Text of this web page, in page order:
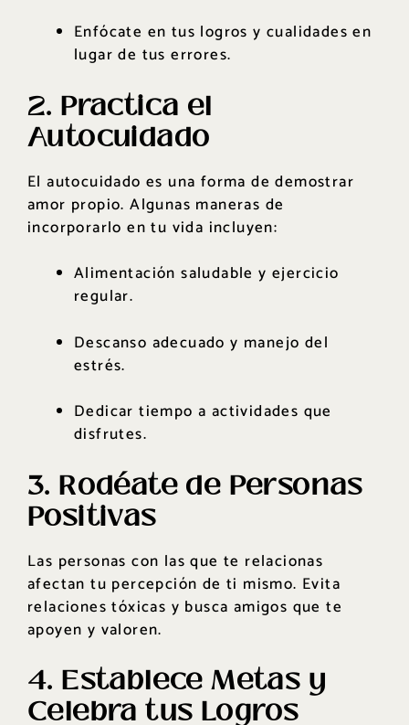
Enfócate en tus logros y cualidades en
lugar de tus errores.
2. Practica el
Autocuidado
El autocuidado es una forma de demostrar
amor propio. Algunas maneras de
incorporarlo en tu vida incluyen:
Alimentación saludable y ejercicio
regular.
Descanso adecuado y manejo del
estrés.
Dedicar tiempo a actividades que
disfrutes.
3. Rodéate de Personas
Positivas
Las personas con las que te relacionas
afectan tu percepción de ti mismo. Evita
relaciones tóxicas y busca amigos que te
apoyen y valoren.
4. Establece Metas y
Celebra tus Logros